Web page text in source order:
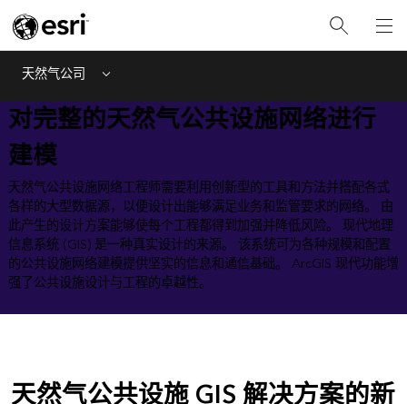
天然气公司 Menu
对完整的天然气公共设施网络进行
建模
天然气公共设施网络工程师需要利用创新型的工具和方法并搭配各式
各样的大型数据源，以便设计出能够满足业务和监管要求的网络。 由
此产生的设计方案能够使每个工程都得到加强并降低风险。 现代地理
信息系统 (GIS) 是一种真实设计的来源。 该系统可为各种规模和配置
的公共设施网络建模提供坚实的信息和通信基础。 ArcGIS 现代功能增
强了公共设施设计与工程的卓越性。